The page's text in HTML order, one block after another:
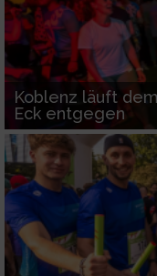
Koblenz läuft
Eck entgegen